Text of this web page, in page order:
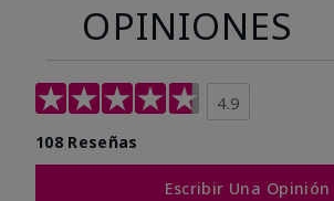
OPINIONES
4.9
108 Reseñas
Escribir Una Opinión